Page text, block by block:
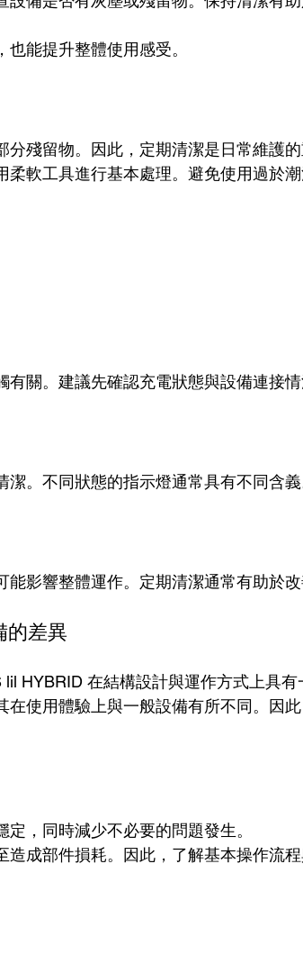
能提升整體使用感受。
殘留物。因此，定期清潔是日常維護的
軟工具進行基本處理。避免使用過於
關。建議先確認充電狀態與設備連接情
。不同狀態的指示燈通常具有不同含義
影響整體運作。定期清潔通常有助於改
的差異
HYBRID 在結構設計與運作方式上具有
在使用體驗上與一般設備有所不同。因
，同時減少不必要的問題發生。
成部件損耗。因此，了解基本操作流